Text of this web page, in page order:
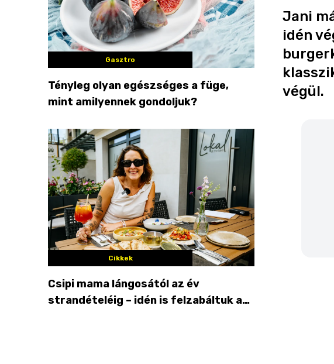
Gasztro
Tényleg olyan egészséges a füge,
mint amilyennek gondoljuk?
Cikkek
Csipi mama lángosától az év
strandételéig – idén is felzabáltuk a
Jani
idén
végül.